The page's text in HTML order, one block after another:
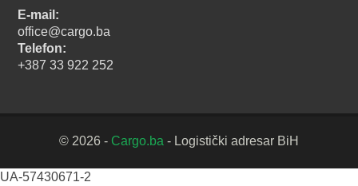
E-mail:
office@cargo.ba
Telefon:
+387 33 922 252
© 2026 - Cargo.ba - Logistički adresar BiH
UA-57430671-2